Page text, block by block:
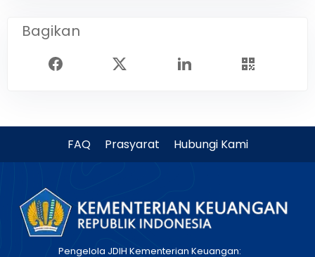
Bagikan
FAQ Prasyarat Hubungi Kami
Pengelola JDIH Kementerian Keuangan: